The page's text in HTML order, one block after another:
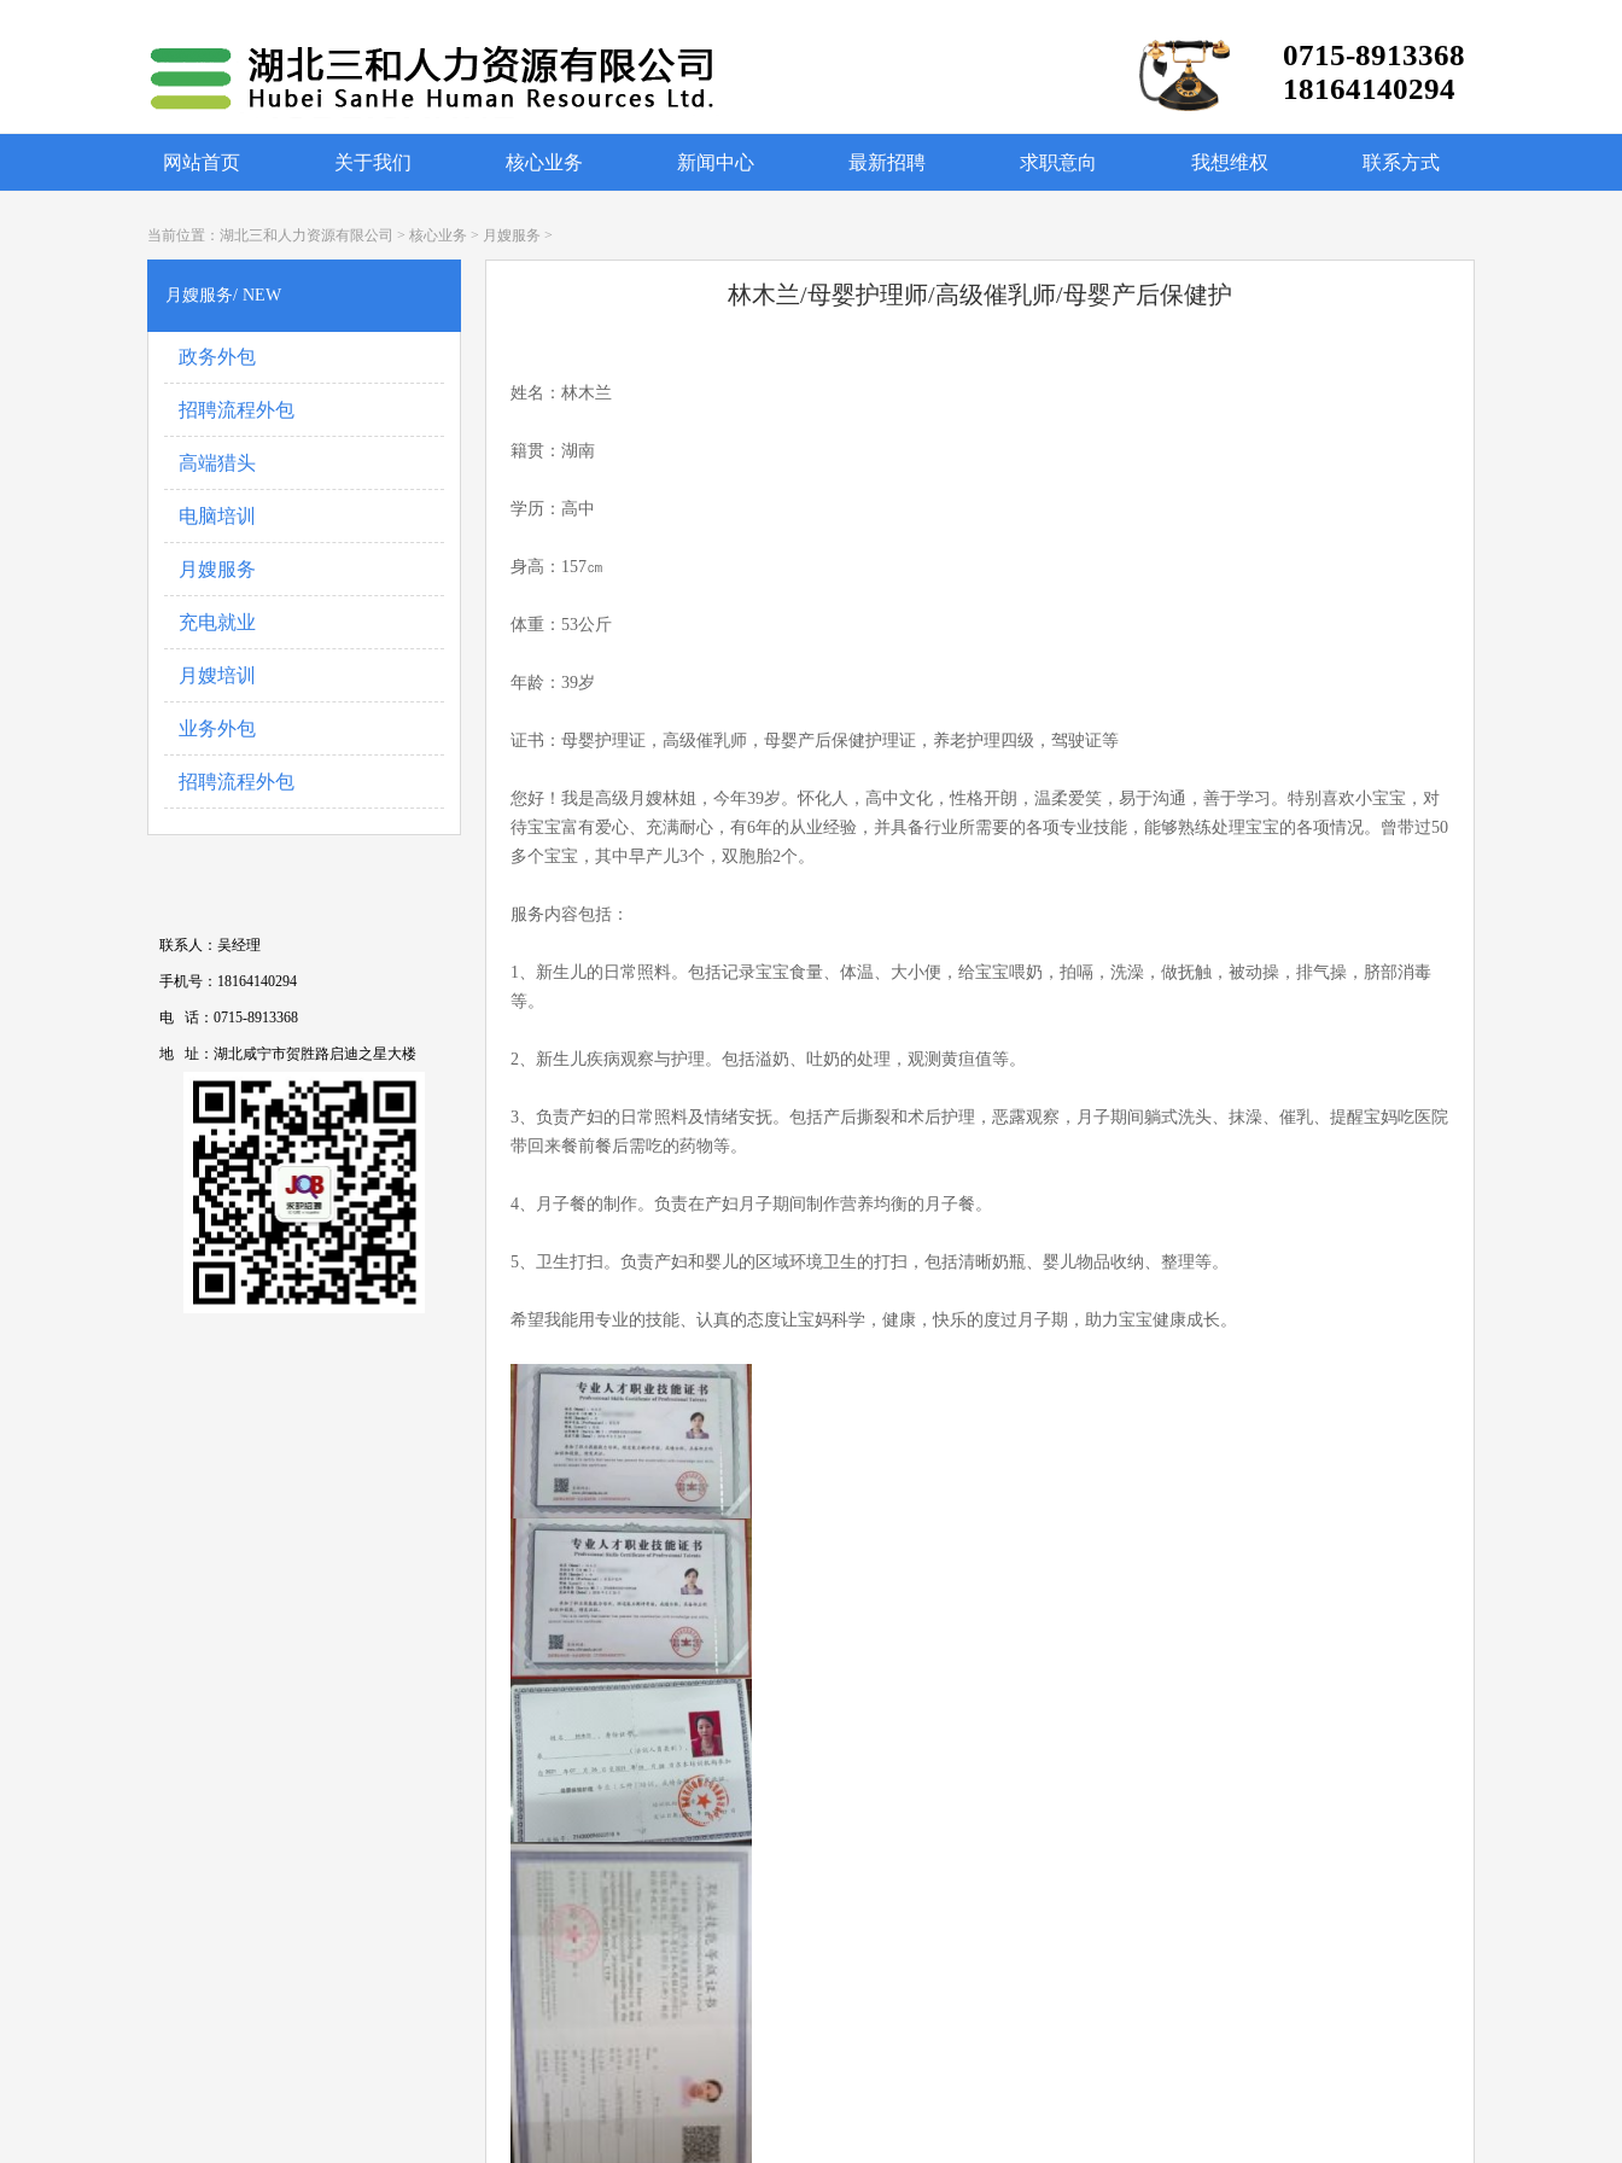
0715-8913368
18164140294
网站首页 关于我们 核心业务 新闻中心 最新招聘 求职意向 我想维权 联系方式
当前位置： 湖北三和人力资源有限公司 > 核心业务 > 月嫂服务 >
月嫂服务/ NEW
政务外包
招聘流程外包
高端猎头
电脑培训
月嫂服务
充电就业
月嫂培训
业务外包
招聘流程外包
联系人：吴经理
手机号：18164140294
电 话：0715-8913368
地 址：湖北咸宁市贺胜路启迪之星大楼
林木兰/母婴护理师/高级催乳师/母婴产后保健护
姓名：林木兰
籍贯：湖南
学历：高中
身高：157㎝
体重：53公斤
年龄：39岁
证书：母婴护理证，高级催乳师，母婴产后保健护理证，养老护理四级，驾驶证等
您好！我是高级月嫂林姐，今年39岁。怀化人，高中文化，性格开朗，温柔爱笑，易于沟通，善于学习。特别喜欢小宝宝，对
待宝宝富有爱心、充满耐心，有6年的从业经验，并具备行业所需要的各项专业技能，能够熟练处理宝宝的各项情况。曾带过50
多个宝宝，其中早产儿3个，双胞胎2个。
服务内容包括：
1、新生儿的日常照料。包括记录宝宝食量、体温、大小便，给宝宝喂奶，拍嗝，洗澡，做抚触，被动操，排气操，脐部消毒
等。
2、新生儿疾病观察与护理。包括溢奶、吐奶的处理，观测黄疸值等。
3、负责产妇的日常照料及情绪安抚。包括产后撕裂和术后护理，恶露观察，月子期间躺式洗头、抹澡、催乳、提醒宝妈吃医院
带回来餐前餐后需吃的药物等。
4、月子餐的制作。负责在产妇月子期间制作营养均衡的月子餐。
5、卫生打扫。负责产妇和婴儿的区域环境卫生的打扫，包括清晰奶瓶、婴儿物品收纳、整理等。
希望我能用专业的技能、认真的态度让宝妈科学，健康，快乐的度过月子期，助力宝宝健康成长。